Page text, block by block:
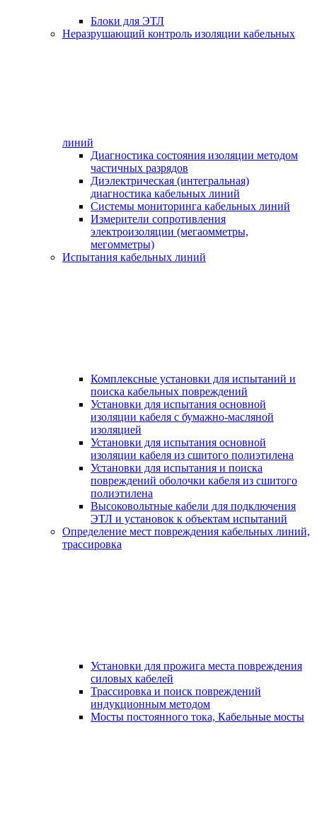
Блоки для ЭТЛ
Неразрушающий контроль изоляции кабельных
линий
Диагностика состояния изоляции методом
частичных разрядов
Диэлектрическая (интегральная)
диагностика кабельных линий
Системы мониторинга кабельных линий
Измерители сопротивления
электроизоляции (мегаомметры,
мегомметры)
Испытания кабельных линий
Комплексные установки для испытаний и
поиска кабельных повреждений
Установки для испытания основной
изоляции кабеля с бумажно-масляной
изоляцией
Установки для испытания основной
изоляции кабеля из сшитого полиэтилена
Установки для испытания и поиска
повреждений оболочки кабеля из сшитого
полиэтилена
Высоковольтные кабели для подключения
ЭТЛ и установок к объектам испытаний
Определение мест повреждения кабельных линий,
трассировка
Установки для прожига места повреждения
силовых кабелей
Трассировка и поиск повреждений
индукционным методом
Мосты постоянного тока, Кабельные мосты